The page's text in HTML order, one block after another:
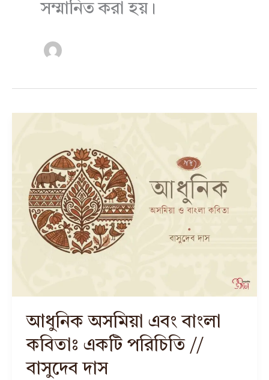
সম্মানিত করা হয়।
আধুনিক অসমিয়া এবং বাংলা
কবিতাঃ একটি পরিচিতি //
বাসুদেব দাস